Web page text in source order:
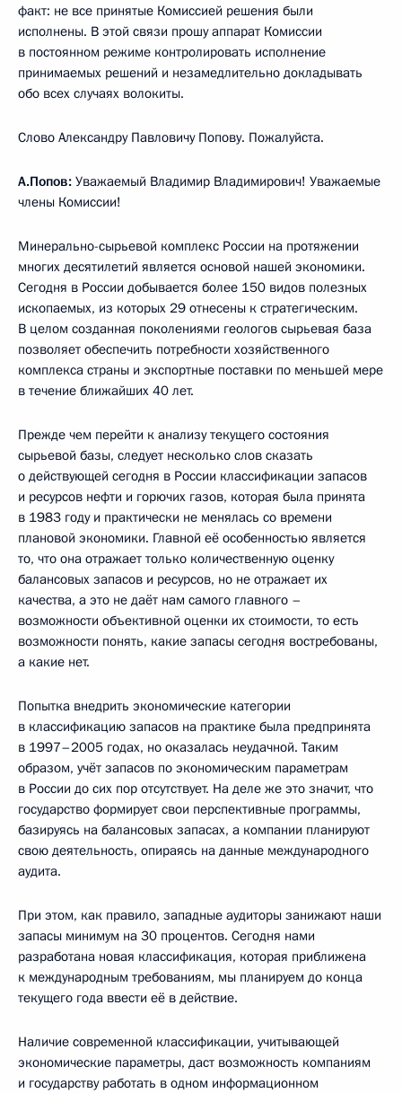
факт: не все принятые Комиссией решения были
исполнены. В этой связи прошу аппарат Комиссии
в постоянном режиме контролировать исполнение
принимаемых решений и незамедлительно докладывать
обо всех случаях волокиты.
Слово Александру Павловичу Попову. Пожалуйста.
А.Попов: Уважаемый Владимир Владимирович! Уважаемые
члены Комиссии!
Минерально-сырьевой комплекс России на протяжении
многих десятилетий является основой нашей экономики.
Сегодня в России добывается более 150 видов полезных
ископаемых, из которых 29 отнесены к стратегическим.
В целом созданная поколениями геологов сырьевая база
позволяет обеспечить потребности хозяйственного
комплекса страны и экспортные поставки по меньшей мере
в течение ближайших 40 лет.
Прежде чем перейти к анализу текущего состояния
сырьевой базы, следует несколько слов сказать
о действующей сегодня в России классификации запасов
и ресурсов нефти и горючих газов, которая была принята
в 1983 году и практически не менялась со времени
плановой экономики. Главной её особенностью является
то, что она отражает только количественную оценку
балансовых запасов и ресурсов, но не отражает их
качества, а это не даёт нам самого главного –
возможности объективной оценки их стоимости, то есть
возможности понять, какие запасы сегодня востребованы,
а какие нет.
Попытка внедрить экономические категории
в классификацию запасов на практике была предпринята
в 1997–2005 годах, но оказалась неудачной. Таким
образом, учёт запасов по экономическим параметрам
в России до сих пор отсутствует. На деле же это значит, что
государство формирует свои перспективные программы,
базируясь на балансовых запасах, а компании планируют
свою деятельность, опираясь на данные международного
аудита.
При этом, как правило, западные аудиторы занижают наши
запасы минимум на 30 процентов. Сегодня нами
разработана новая классификация, которая приближена
к международным требованиям, мы планируем до конца
текущего года ввести её в действие.
Наличие современной классификации, учитывающей
экономические параметры, даст возможность компаниям
и государству работать в одном информационном